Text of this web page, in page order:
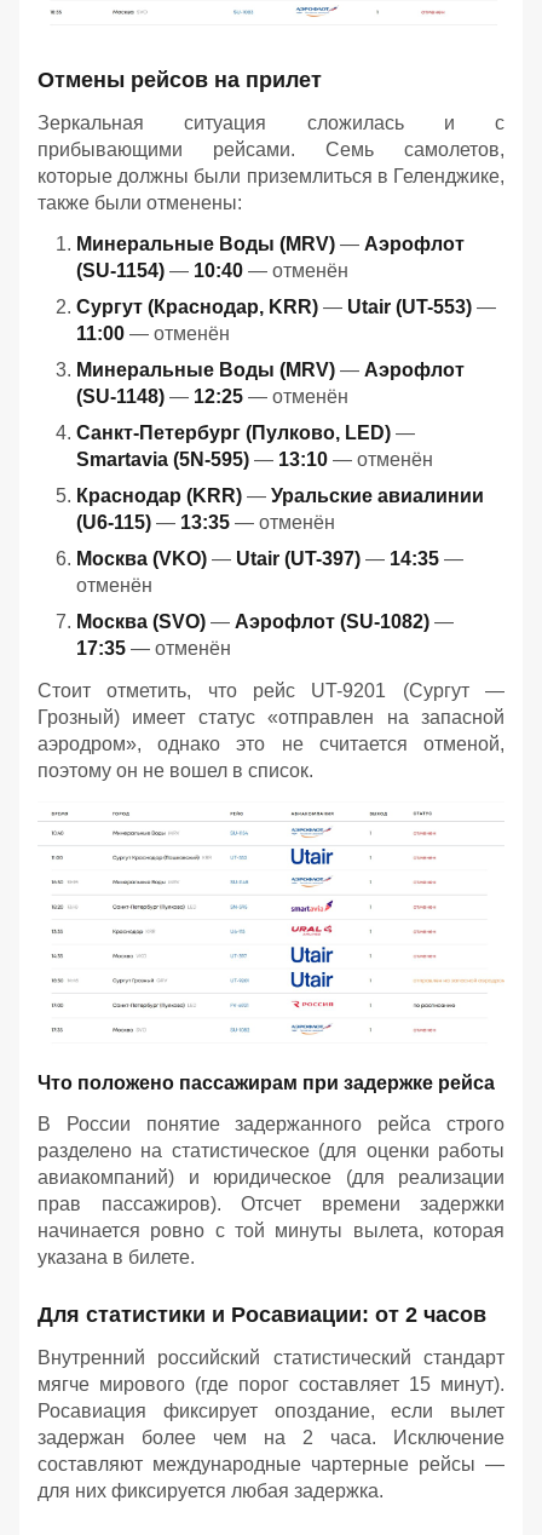
Отмены рейсов на прилет
Зеркальная ситуация сложилась и с
прибывающими рейсами. Семь самолетов,
которые должны были приземлиться в Геленджике,
также были отменены:
Минеральные Воды (MRV) — Аэрофлот
(SU-1154) — 10:40 — отменён
Сургут (Краснодар, KRR) — Utair (UT-553) —
11:00 — отменён
Минеральные Воды (MRV) — Аэрофлот
(SU-1148) — 12:25 — отменён
Санкт-Петербург (Пулково, LED) —
Smartavia (5N-595) — 13:10 — отменён
Краснодар (KRR) — Уральские авиалинии
(U6-115) — 13:35 — отменён
Москва (VKO) — Utair (UT-397) — 14:35 —
отменён
Москва (SVO) — Аэрофлот (SU-1082) —
17:35 — отменён
Стоит отметить, что рейс UT-9201 (Сургут —
Грозный) имеет статус «отправлен на запасной
аэродром», однако это не считается отменой,
поэтому он не вошел в список.
Что положено пассажирам при задержке рейса
В России понятие задержанного рейса строго
разделено на статистическое (для оценки работы
авиакомпаний) и юридическое (для реализации
прав пассажиров). Отсчет времени задержки
начинается ровно с той минуты вылета, которая
указана в билете.
Для статистики и Росавиации: от 2 часов
Внутренний российский статистический стандарт
мягче мирового (где порог составляет 15 минут).
Росавиация фиксирует опоздание, если вылет
задержан более чем на 2 часа. Исключение
составляют международные чартерные рейсы —
для них фиксируется любая задержка.